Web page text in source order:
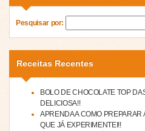
Pesquisar por:
Receitas Recentes
BOLO DE CHOCOLATE TOP
DELICIOSA!!
APRENDA A COMO
QUE JÁ EXPERIMENTEI!!